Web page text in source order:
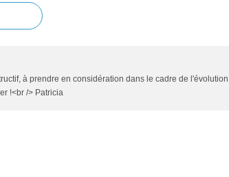
à prendre en considération dans le cadre de l'évolution
!<br /> Patricia